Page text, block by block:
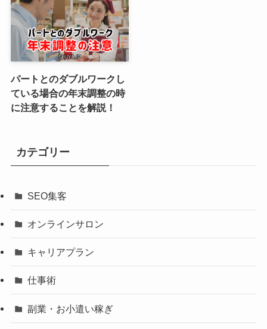
パートとのダブルワークし
ている場合の年末調整の時
に注意することを解説！
カテゴリー
SEO集客
オンラインサロン
キャリアプラン
仕事術
副業・お小遣い稼ぎ